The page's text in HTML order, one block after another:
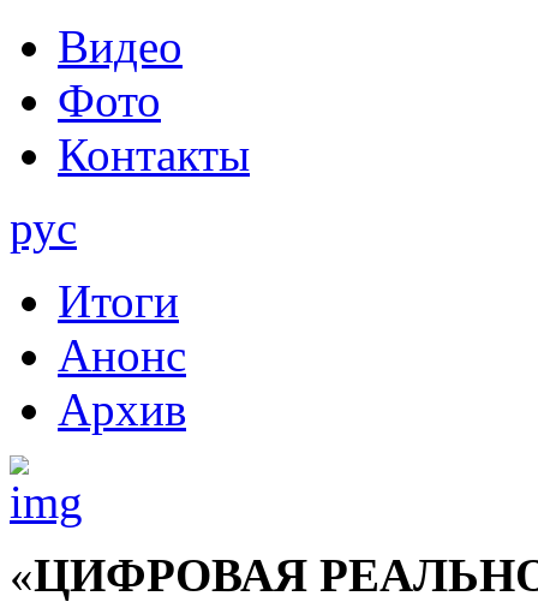
Видео
Фото
Контакты
рус
Итоги
Анонс
Архив
«ЦИФРОВАЯ